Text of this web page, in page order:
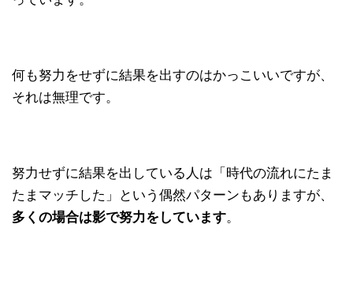
何も努力をせずに結果を出すのはかっこいいですが、
それは無理です。
努力せずに結果を出している人は「時代の流れにたま
たまマッチした」という偶然パターンもありますが、
多くの場合は影で努力をしています。